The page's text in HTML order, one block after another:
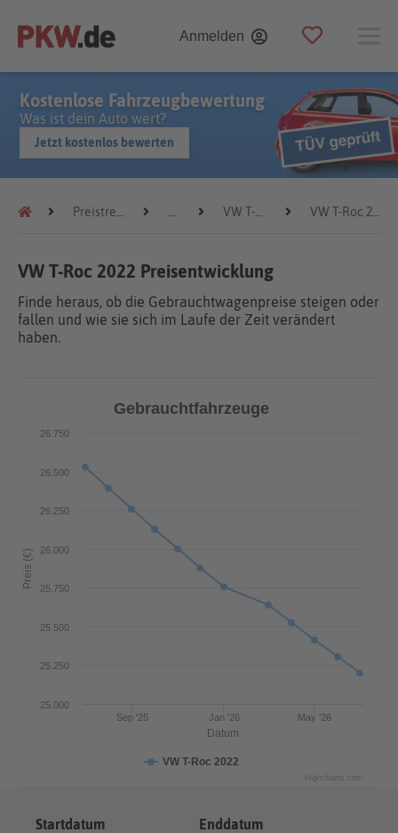
Anmelden
Kostenlose Fahrzeugbewertung
Was ist dein Auto wert?
Jetzt kostenlos bewerten
Preistrends VW T-Roc VW T-Roc 2022
VW T-Roc 2022 Preisentwicklung
Finde heraus, ob die Gebrauchtwagenpreise steigen oder
fallen und wie sie sich im Laufe der Zeit verändert
haben.
Datum
Preis (€)
Gebrauchtfahrzeuge
VW T-Roc 2022
Jan '26
Sep '25 May '26
25.000
25.250
25.500
25.750
26.000
26.250
26.500
26.750
Highcharts.com
Startdatum Enddatum